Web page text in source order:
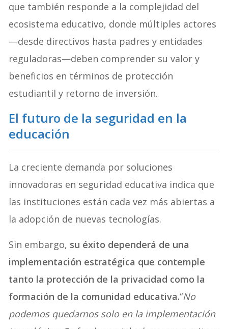
que también responde a la complejidad del
ecosistema educativo, donde múltiples actores
—desde directivos hasta padres y entidades
reguladoras—deben comprender su valor y
beneficios en términos de protección
estudiantil y retorno de inversión.
El futuro de la seguridad en la
educación
La creciente demanda por soluciones
innovadoras en seguridad educativa indica que
las instituciones están cada vez más abiertas a
la adopción de nuevas tecnologías.
Sin embargo, su éxito dependerá de una
implementación estratégica que contemple
tanto la protección de la privacidad como la
formación de la comunidad educativa.“No
podemos quedarnos solo en la implementación